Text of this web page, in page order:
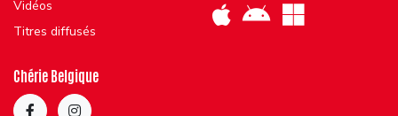
Vidéos
Titres diffusés
Chérie Belgique